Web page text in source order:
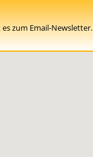
zum Email-Newsletter.